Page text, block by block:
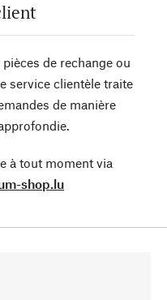
de rechange ou
service clientèle traite
de manière
à tout moment via
shop.lu